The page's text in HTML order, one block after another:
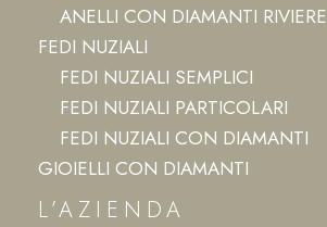
ANELLI CON DIAMANTI RIVIERE
FEDI NUZIALI
FEDI NUZIALI SEMPLICI
FEDI NUZIALI PARTICOLARI
FEDI NUZIALI CON DIAMANTI
GIOIELLI CON DIAMANTI
L’AZIENDA